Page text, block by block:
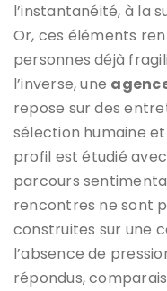
l’instantanéité, à la
Or, ces éléments
personnes déjà
l’inverse, une
repose sur des
sélection humaine
profil est étudié
parcours
rencontres ne sont
construites sur une
l’absence de
répondus,